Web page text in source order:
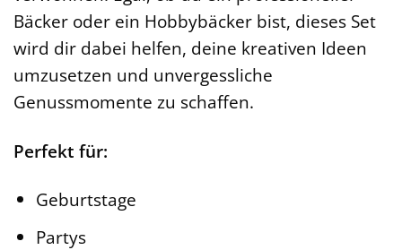
Bäcker oder ein Hobbybäcker bist, dieses Set
wird dir dabei helfen, deine kreativen Ideen
umzusetzen und unvergessliche
Genussmomente zu schaffen.
Perfekt für:
Geburtstage
Partys